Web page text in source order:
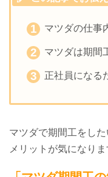
マツダの仕事
マツダは期間
正社員になる
マツダで期間工をし
メリットが気になりま